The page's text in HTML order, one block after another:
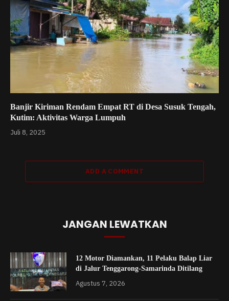
Banjir Kiriman Rendam Empat RT di Desa Susuk Tengah,
Kutim: Aktivitas Warga Lumpuh
Juli 8, 2025
ADD A COMMENT
JANGAN LEWATKAN
12 Motor Diamankan, 11 Pelaku Balap Liar
di Jalur Tenggarong-Samarinda Ditilang
Agustus 7, 2026